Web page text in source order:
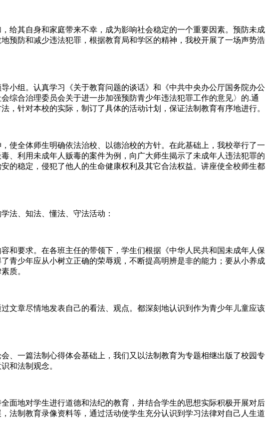
给其自身和家庭带来不幸，成为影响社会稳定的一个重要因素。预防未成
预防和减少违法犯罪，根据教育局和学区的精神，我校开展了一场声势浩
小组。认真学习《关于教育问题的谈话》和《中共中央办公厅国务院办公
综合治理委员会关于进一步加强预防青少年违法犯罪工作的意见〉的.通
针对本校的实际，制订了具体的活动计划，保证法制教育有序地进行。
使全体师生明确依法治校、以德治校的方针。在此基础上，我校举行了一
、利用未成年人贩毒的案件为例，向广大师生揭示了未成年人违法犯罪的
的稳定，侵犯了他人的生命健康权利及其它合法权益。讲座使全校师生都
法、知法、懂法、守法活动：
和要求。在各班主任的带领下，学生们根据《中华人民共和国未成年人保
青少年应从小树立正确的荣辱观，不断提高明辨是非的能力；要从小养成
质。
文章尽情地发表自己的看法、观点。都深刻地认识到作为青少年儿童应该
、一篇法制心得体会基础上，我们又以法制教育为专题相继出版了校园专
和法制观念。
面地对学生进行道德和法纪的教育，并结合学生的思想实际积极开展对后
法制教育录像资料等，通过活动使学生充分认识到学习法律对自己人生道